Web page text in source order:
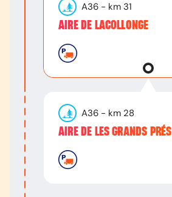
A36 - km 31
AIRE DE LACOLLONGE
A36 - km 28
AIRE DE LES GRANDS PRÉS